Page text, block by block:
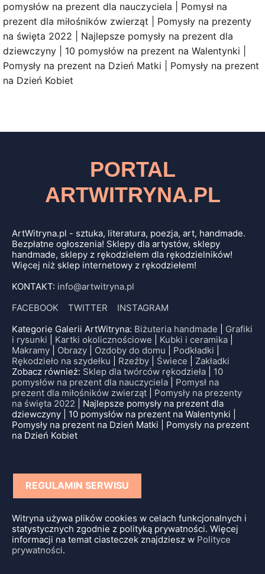
pomysłów na prezent dla nauczyciela | Pomysł na
prezent dla miłośników zwierząt | Pomysły na prezenty
na święta 2022 | Najlepsze pomysły na prezent dla
dziewczyny | 10 pomysłów na prezent na Walentynki |
Pomysły na prezent na Dzień Matki | Pomysły na prezent
na Dzień Kobiet
PORTAL
ARTWITRYNA.PL
ArtWitryna.pl - sztuka, literatura, poezja, art, handmade.
Bezpłatne ogłoszenia! Sklepy dla artystów, sklepy
handmade, sklepy z rękodziełem dla rękodzielników!
Więcej niż sklep internetowy z rękodziełem!
KONTAKT: info@artwitryna.pl
FACEBOOK
TWITTER
INSTAGRAM
Kategorie Galerii ArtWitryna: Biżuteria handmade
Grafiki
i rysunki
Kartki okolicznościowe Kubki i ceramika
Makramy
Obrazy Ozdoby do domu Podkładki
Rękodzieło na szydełku
Rzeźby Świece
Zakładki
Zobacz również: Sklep dla twórców rękodzieła
10
pomysłów na prezent dla nauczyciela
Pomysł na
prezent dla miłośników zwierząt
Pomysły na prezenty
na święta 2022 | Najlepsze pomysły na prezent dla
dziewczyny | 10 pomysłów na prezent na Walentynki |
Pomysły na prezent na Dzień Matki | Pomysły na prezent
na Dzień Kobiet
REGULAMIN SERWISU
Witryna używa plików cookies w celach funkcjonalnych i
statystycznych zgodnie z polityką prywatności. Więcej
informacji na temat ciasteczek znajdziesz w Polityce
prywatności.